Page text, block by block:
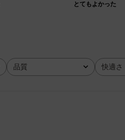
とてもよかった
品質
全て 快適さ
全て